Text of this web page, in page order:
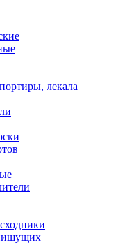
лекала